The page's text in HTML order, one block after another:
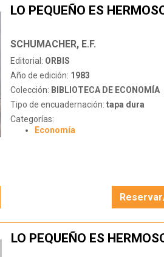
LO PEQUEÑO ES
SCHUMACHER, E.F.
Editorial: ORBIS
Año de edición: 1983
Colección: BIBLIOTECA DE ECONOMÍA
Tipo de encuadernación: tapa dura
Categorías:
Economía
LO PEQUEÑO ES